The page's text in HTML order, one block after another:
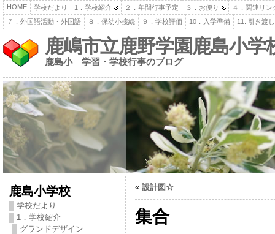
HOME 学校だより 1．学校紹介 ２．年間行事予定 ３．お便り
４．関連リン
７．外国語活動・外国語
８．保幼小接続 ９．学校評価 10．入学準備 11. 引き渡
鹿嶋市立鹿野学園鹿島小学
鹿島小 学習・学校行事のブログ
鹿島小学校
学校だより
1．学校紹介
グランドデザイン
« 設計図☆
集合